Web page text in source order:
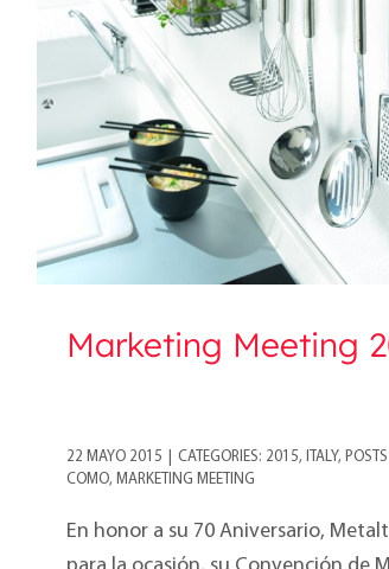
Marketing
2015
Marketing Meeting
22 MAYO 2015 CATEGORIES: 2015, ITALY, POSTS
COMO, MARKETING MEETING
En honor a su 70 Aniversario,